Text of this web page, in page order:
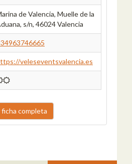
de Valencia, Muelle de la
s/n, 46024 Valencia
veleseventsvalencia.es
ficha completa